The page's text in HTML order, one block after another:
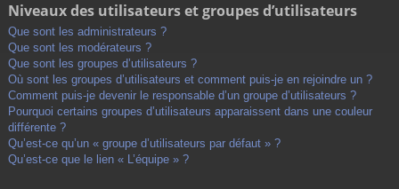
Niveaux des utilisateurs et groupes d’utilisateurs
Que sont les administrateurs ?
Que sont les modérateurs ?
Que sont les groupes d’utilisateurs ?
Où sont les groupes d’utilisateurs et comment puis-je en rejoindre un ?
Comment puis-je devenir le responsable d’un groupe d’utilisateurs ?
Pourquoi certains groupes d’utilisateurs apparaissent dans une couleur
différente ?
Qu’est-ce qu’un « groupe d’utilisateurs par défaut » ?
Qu’est-ce que le lien « L’équipe » ?